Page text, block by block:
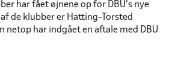
har fået øjnene op for DBU’s nye
de klubber er Hatting-Torsted
netop har indgået en aftale med DBU